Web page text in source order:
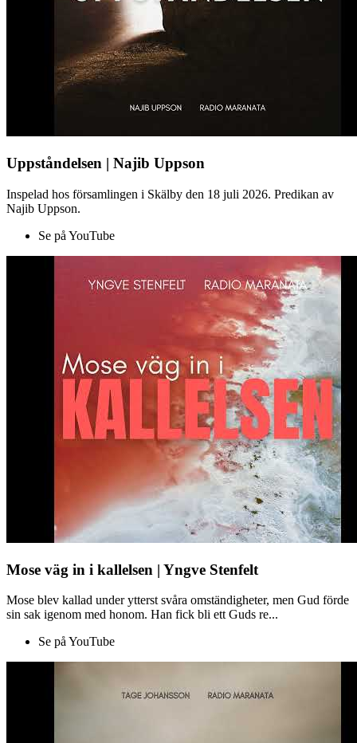
Uppståndelsen | Najib Uppson
Inspelad hos församlingen i Skälby den 18 juli 2026. Predikan av
Najib Uppson.
Se på YouTube
Mose väg in i kallelsen | Yngve Stenfelt
Mose blev kallad under ytterst svåra omständigheter, men Gud förde
sin sak igenom med honom. Han fick bli ett Guds re...
Se på YouTube